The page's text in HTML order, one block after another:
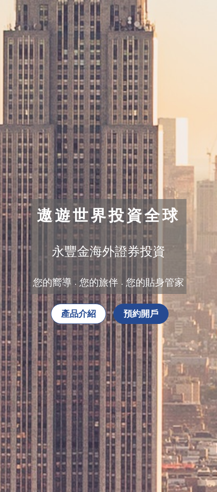
遨遊世界投資全球
永豐金海外證券投資
您的嚮導 ． 您的旅伴 ． 您的貼身管家
產品介紹 預約開戶